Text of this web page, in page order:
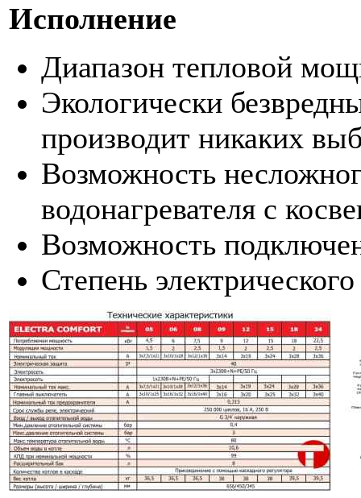
Исполнение
Диапазон тепловой
Экологически
производит никаких
Возможность
водонагревателя с
Возможность
Степень